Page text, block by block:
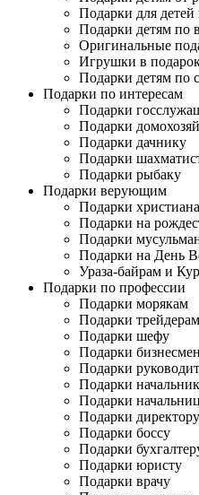
Подарки для
Подарки детям по
Оригинальные
Игрушки в
Подарки детям по
Подарки по интересам
Подарки
Подарки
Подарки дачнику
Подарки
Подарки рыбаку
Подарки верующим
Подарки
Подарки на
Подарки
Подарки на День
Ураза-байрам и
Подарки по профессии
Подарки морякам
Подарки трейдерам
Подарки шефу
Подарки
Подарки
Подарки
Подарки
Подарки директору
Подарки боссу
Подарки
Подарки юристу
Подарки врачу